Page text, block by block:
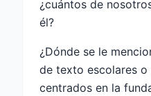
¿cuántos de
él?
¿Dónde se le
de texto escolares o
centrados en la